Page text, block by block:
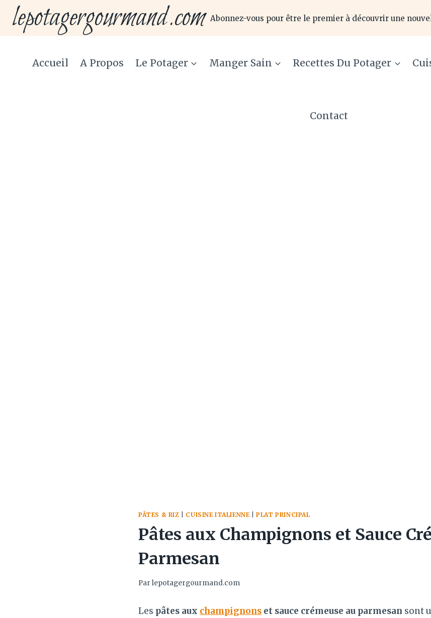
Aller
contenu
lepotagergourmand.com Abonnez-vous pour être le premier à découvrir une
Accueil A Propos Le Potager Manger Sain Recettes Du Potager
Contact
PÂTES & RIZ CUISINE ITALIENNE|PLAT PRINCIPAL
Pâtes aux Champignons et Sauce
Parmesan
Par lepotagergourmand.com
Les pâtes aux champignons et sauce crémeuse au parmesan sont